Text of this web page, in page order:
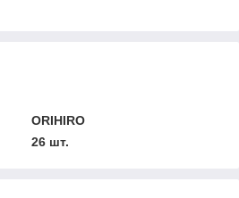
ORIHIRO
26 шт.